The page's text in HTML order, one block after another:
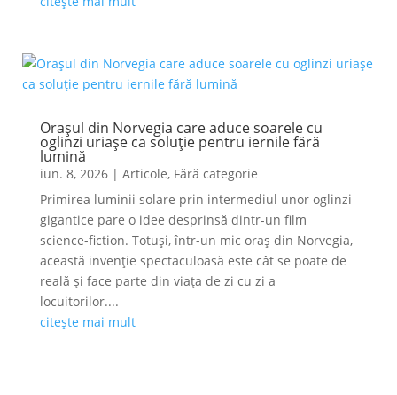
Orașul din Norvegia care aduce soarele cu
oglinzi uriașe ca soluție pentru iernile fără
lumină
iun. 8, 2026| Articole, Fără categorie
Primirea luminii solare prin intermediul unor oglinzi
gigantice pare o idee desprinsă dintr-un film
science-fiction. Totuși, într-un mic oraș din Norvegia,
această invenție spectaculoasă este cât se poate de
reală și face parte din viața de zi cu zi a
locuitorilor....
citește mai mult